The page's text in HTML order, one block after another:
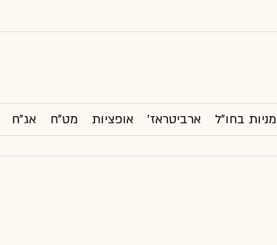
מניות בחו"ל ארביטראז' אופציות מט"ח אג"ח